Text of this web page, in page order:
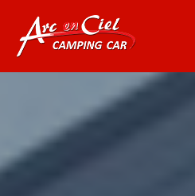
Navigation principale